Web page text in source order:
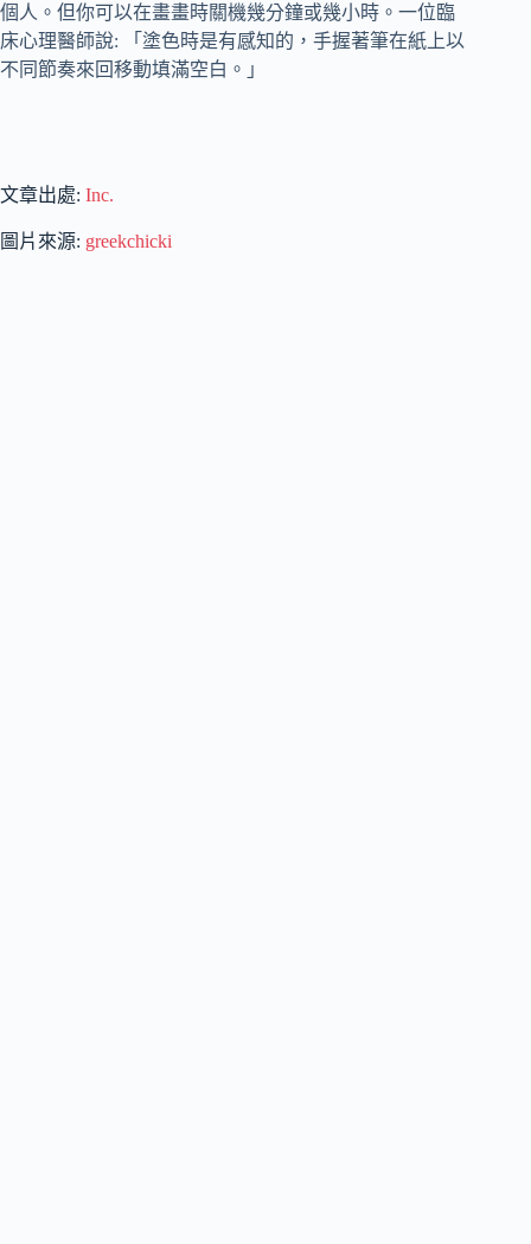
個人。但你可以在畫畫時關機幾分鐘或幾小時。一位臨
床心理醫師說: 「塗色時是有感知的，手握著筆在紙上以
不同節奏來回移動填滿空白。」
文章出處: Inc.
圖片來源: greekchicki